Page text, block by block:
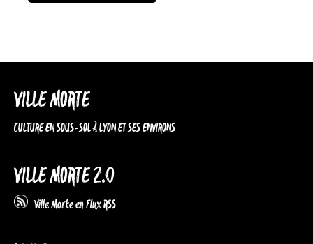
VILLE MORTE
CULTURE EN SOUS-SOL À LYON ET SES ENVIRONS
VILLE MORTE 2.0
Ville Morte en Flux RSS